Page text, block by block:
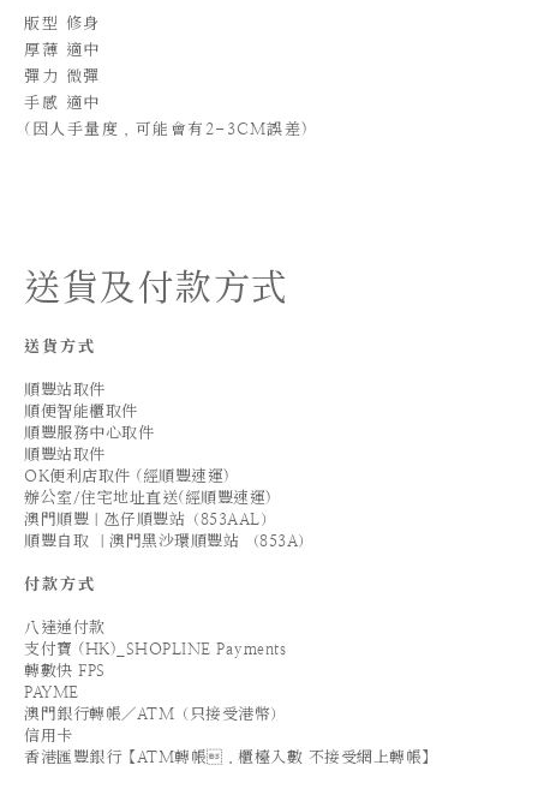
版型 修身
厚薄 適中
彈力 微彈
手感 適中
( 因人手量度，可能會有2-3CM誤差)
送貨及付款方式
送貨方式
順豐站取件
順便智能櫃取件
順豐服務中心取件
順豐站取件
OK便利店取件 (經順豐速運)
辦公室/住宅地址直送(經順豐速運)
澳門順豐｜氹仔順豐站（853AAL）
順豐自取 ｜澳門黑沙環順豐站 （853A）
付款方式
八達通付款
支付寶 (HK)_SHOPLINE Payments
轉數快 FPS
PAYME
澳門銀行轉帳／ATM（只接受港幣）
信用卡
香港匯豐銀行【ATM轉帳．櫃檯入數 不接受網上轉帳】